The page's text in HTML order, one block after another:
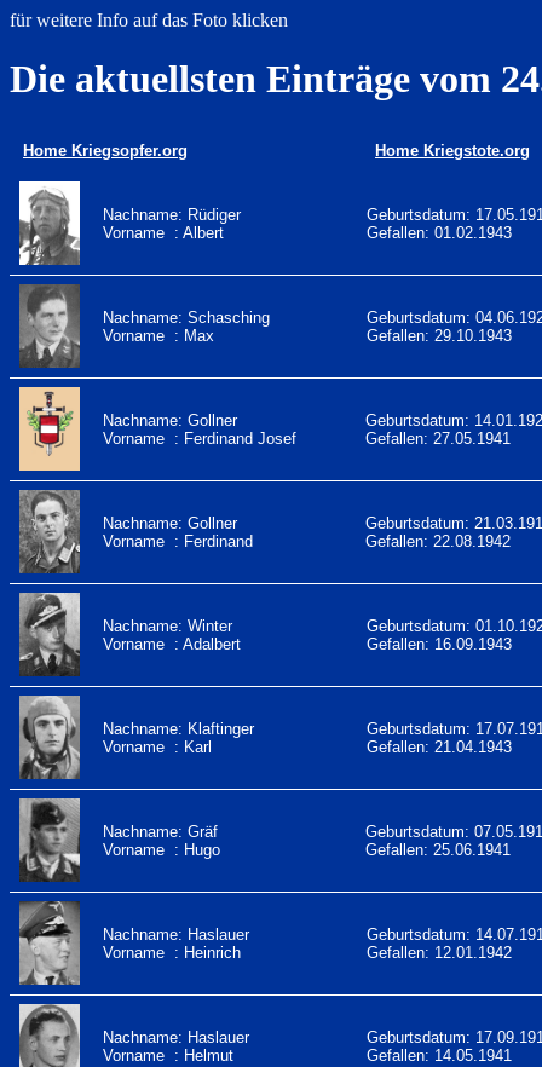
für weitere Info auf das Foto klicken
Die aktuellsten Einträge vom
Home Kriegsopfer.org Home Kriegstote.org
Nachname: Rüdiger
Vorname : Albert
Geburtsdatum:
Gefallen: 01.02.1943
Nachname: Schasching
Vorname : Max
Geburtsdatum:
Gefallen: 29.10.1943
Nachname: Gollner
Vorname : Ferdinand Josef
Geburtsdatum:
Gefallen: 27.05.1941
Nachname: Gollner
Vorname : Ferdinand
Geburtsdatum:
Gefallen: 22.08.1942
Nachname: Winter
Vorname : Adalbert
Geburtsdatum:
Gefallen: 16.09.1943
Nachname: Klaftinger
Vorname : Karl
Geburtsdatum:
Gefallen: 21.04.1943
Nachname: Gräf
Vorname : Hugo
Geburtsdatum:
Gefallen: 25.06.1941
Nachname: Haslauer
Vorname : Heinrich
Geburtsdatum:
Gefallen: 12.01.1942
Nachname: Haslauer
Vorname : Helmut
Geburtsdatum:
Gefallen: 14.05.1941